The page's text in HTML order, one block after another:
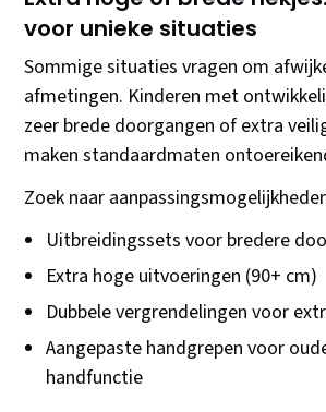
voor unieke situaties
Sommige situaties vragen om
afmetingen. Kinderen met
zeer brede doorgangen of extra
maken standaardmaten
Zoek naar
Uitbreidingssets voor bredere
Extra hoge uitvoeringen (90+ cm)
Dubbele vergrendelingen voor
Aangepaste handgrepen voor
handfunctie